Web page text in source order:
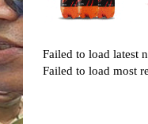
Failed to load latest
Failed to load most